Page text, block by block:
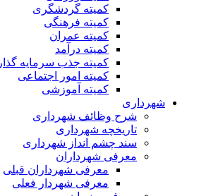
کمیته گردشگری
کمیته فرهنگی
کمیته عمران
کمیته درآمد
کمیته جذب سرمایه گذار
کمیته امور اجتماعی
کمیته آموزشی
شهرداری
شرح وظائف شهرداری
تاریخچه شهرداری
سند چشم انداز شهرداری
معرفی شهرداران
معرفی شهرداران قبلی
معرفی شهردار فعلی